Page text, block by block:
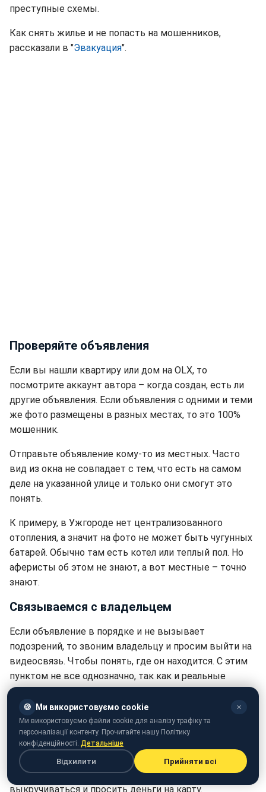
преступные схемы.
Как снять жилье и не попасть на мошенников,
рассказали в "Эвакуация".
Проверяйте объявления
Если вы нашли квартиру или дом на OLX, то
посмотрите аккаунт автора – когда создан, есть ли
другие объявления. Если объявления с одними и теми
же фото размещены в разных местах, то это 100%
мошенник.
Отправьте объявление кому-то из местных. Часто
вид из окна не совпадает с тем, что есть на самом
деле на указанной улице и только они смогут это
понять.
К примеру, в Ужгороде нет централизованного
отопления, а значит на фото не может быть чугунных
батарей. Обычно там есть котел или теплый пол. Но
аферисты об этом не знают, а вот местные – точно
знают.
Связываемся с владельцем
Если объявление в порядке и не вызывает
подозрений, то звоним владельцу и просим выйти на
видеосвязь. Чтобы понять, где он находится. С этим
пунктом не все однозначно, так как и реальные
владельцы не всегда хотят показывать свое лицо
или у них нет возможности выйти на видеосвязь.
Можете попросить показать вам вид из окна, жилье,
саму локацию.
Предложите привезти наличные. На этом пункте
обычно мошенники ломаются. Они будут
выкручиваться и просить деньги на карту.
🍪 Ми використовуємо cookie ✕
Ми використовуємо файли cookie для аналізу трафіку та
персоналізації контенту. Прочитайте нашу Політику
конфіденційності. Детальніше
Відхилити Прийняти всі